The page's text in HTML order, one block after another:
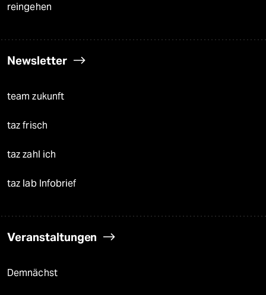
reingehen
Newsletter
team zukunft
taz frisch
taz zahl ich
taz lab Infobrief
Veranstaltungen
Demnächst